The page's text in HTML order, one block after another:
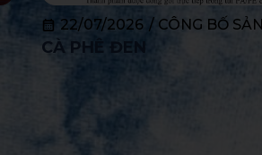
22/07/2026 / CÔNG BỐ
CÀ PHÊ ĐEN